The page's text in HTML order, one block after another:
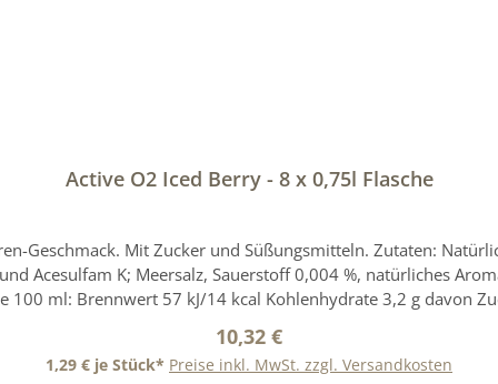
Active O2 Iced Berry - 8 x 0,75l Flasche
Geschmack. Mit Zucker und Süßungsmitteln. Zutaten:
Sauerstoff 0,004 %, natürliches Aroma. Enthält geringfügige Mengen von Fett,
100 ml: Brennwert 57 kJ/14 kcal Kohlenhydrate 3,2 g davon
Für obenstehende Angaben wird keine Haftung
gilt auch für weitere Angaben zu diesem Produkt, die uns
Regulärer Preis:
10,32 €
1,29 € je Stück* Preise inkl. MwSt. zzgl. Versandkosten